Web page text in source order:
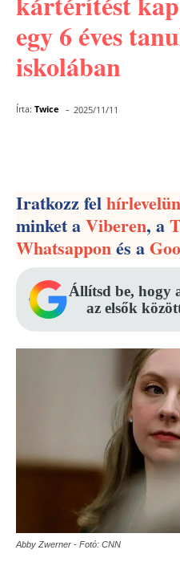
egy 6 éves
iskolában
Írta: Twice - 2025/11/11
Iratkozz fel
minket aViberen, a
Whatsapponés a
Állítsd be, hogy
az elsők
Abby Zwerner - Fotó: CNN